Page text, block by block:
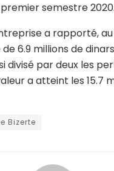
semestre 2020.
a rapporté,
6.9 millions de
divisé par deux les
a atteint les 15.7
Bizerte